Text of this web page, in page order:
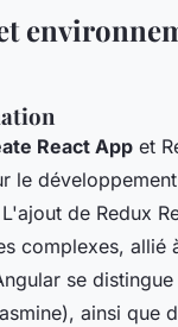
React App et
de Redux
complexes, allié
se
ainsi que